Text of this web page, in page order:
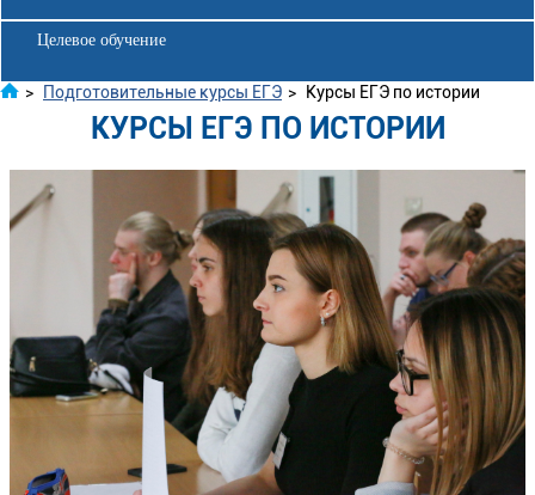
Целевое обучение
> Подготовительные курсы ЕГЭ > Курсы ЕГЭ по истории
КУРСЫ ЕГЭ ПО ИСТОРИИ